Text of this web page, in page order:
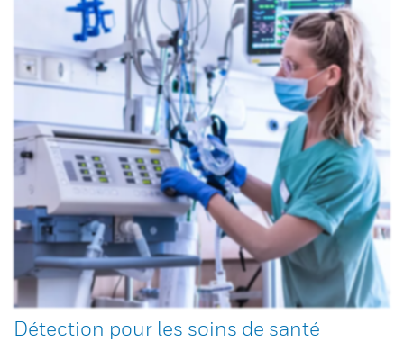
Détection pour les soins de santé